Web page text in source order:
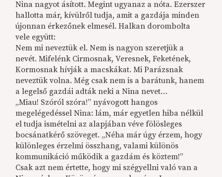
Nina nagyot ásított. Megint ugyanaz a nóta. Ezerszer
hallotta már, kívülről tudja, amit a gazdája minden
újonnan érkezőnek elmesél. Halkan dorombolta
vele együtt:
Nem mi neveztük el. Nem is nagyon szeretjük a
nevét. Mifelénk Cirmosnak, Veresnek, Feketének,
Kormosnak hívják a macskákat. Mi Parázsnak
neveztük volna. Még csak nem is a barátunk, hanem
a legelső gazdái adták neki a Nina nevet…
„Miau! Szóról szóra!” nyávogott hangos
megelégedéssel Nina: lám, már egyetlen hiba nélkül
el tudja ismételni az alapjában véve fölösleges
bocsánatkérő szöveget. „Néha már úgy érzem, hogy
különleges érzelmi összhang, valami különös
kommunikáció működik a gazdám és köztem!”
Csak azt nem értette, hogy mi szégyellni való van a